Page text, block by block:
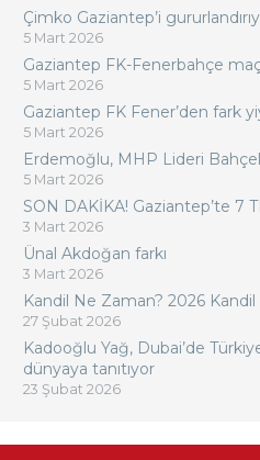
Çimko Gaziantep’i
5 Mart 2026
Gaziantep FK-Fenerbahçe
5 Mart 2026
Gaziantep FK Fener’den fark
5 Mart 2026
Erdemoğlu, MHP Lideri
5 Mart 2026
SON DAKİKA! Gaziantep’te 7
3 Mart 2026
Ünal Akdoğan farkı
3 Mart 2026
Kandil Ne Zaman? 2026
27 Şubat 2026
Kadooğlu Yağ, Dubai’de
dünyaya tanıtıyor
23 Şubat 2026